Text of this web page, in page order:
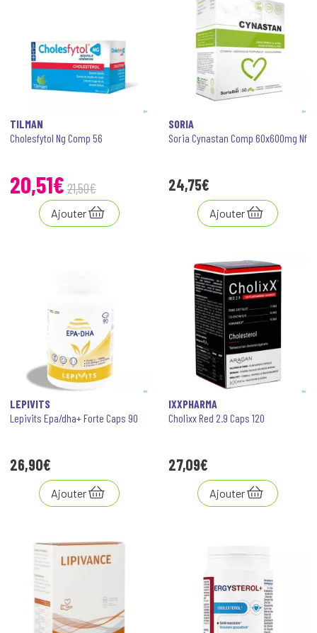
TILMAN
Cholesfytol Ng Comp 56
20,51€ 21,50€
Ajouter
SORIA
Soria Cynastan Comp 60x600mg Nf
24,75€
Ajouter
LEPIVITS
Lepivits Epa/dha+ Forte Caps 90
26,90€
Ajouter
IXXPHARMA
Cholixx Red 2.9 Caps 120
27,09€
Ajouter